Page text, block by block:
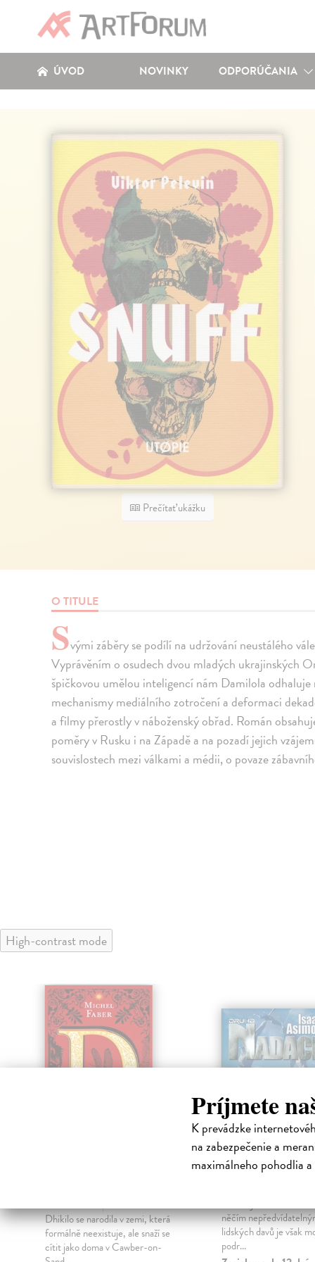
Príjmete
K prevádzke
na zabezpečenie a
maximálneho pohodlia
ÚVOD NOVINKY ODPORÚČANIA
Prečítať ukážku
O TITULE
Svými záběry se podílí na udržování neustálého
Vyprávěním o osudech dvou mladých ukrajinských
špičkovou umělou inteligencí nám Damilola
mechanismy mediálního zotročení a deformaci
a filmy přerostly v náboženský obřad. Román
poměry v Rusku i na Západě a na pozadí jejich
souvislostech mezi válkami a médii, o povaze
High-contrast mode
Faber Michel| Kniha
Dhikilo se narodila v zemi, která
formálně neexistuje, ale snaží se
cítit jako doma v Cawber-on-
Druhá nadace
něčím
lidských davů je však
podr...